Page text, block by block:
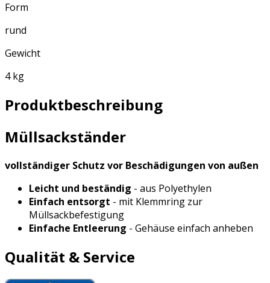
Form
rund
Gewicht
4 kg
Produktbeschreibung
Müllsackständer
vollständiger Schutz vor Beschädigungen von außen
Leicht und beständig - aus Polyethylen
Einfach entsorgt - mit Klemmring zur
Müllsackbefestigung
Einfache Entleerung - Gehäuse einfach anheben
Qualität & Service